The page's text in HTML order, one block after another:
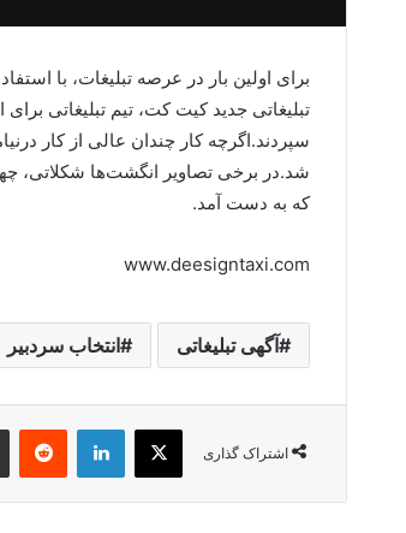
برای اولین بار در عرصه تبلیغات، با
تبلیغاتی جدید کیت کت، تیم تبلیغاتی
سپردند.اگرچه کار چندان عالی از کار
شد.در برخی تصاویر انگشت‌ها شکلاتی،
که به دست آمد.
www.deesigntaxi.com
آگهی تبلیغاتی انتخاب سردبیر
اشتراک گذاری
X لینکدین ‫رددیت